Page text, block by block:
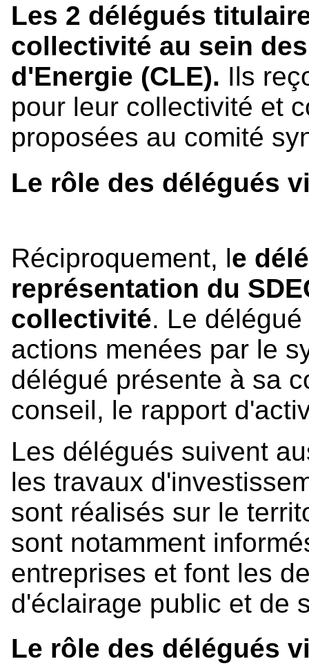
Les 2 délégués
collectivité au sein
d'Energie (CLE). Ils
pour leur collectivité et
proposées au comité
Le rôle des délégués
Réciproquement, le
représentation du
collectivité. Le
actions menées par le
délégué présente à sa
conseil, le rapport
Les délégués suivent
les travaux
sont réalisés sur le
sont notamment
entreprises et font les
d'éclairage public et de
Le rôle des délégués